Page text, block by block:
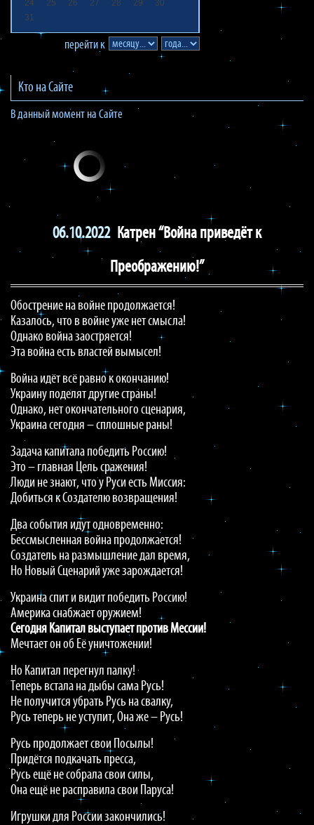
24
25 26 27 28 29
30
31
перейти к
Кто на Сайте
В данный момент на Сайте
06.10.2022 Катрен “Война приведёт к
Преображению!”
Обострение на войне продолжается!
Казалось, что в войне уже нет смысла!
Однако война заостряется!
Эта война есть властей вымысел!
Война идёт всё равно к окончанию!
Украину поделят другие страны!
Однако, нет окончательного сценария,
Украина сегодня – сплошные раны!
Задача капитала победить Россию!
Это – главная Цель сражения!
Люди не знают, что у Руси есть Миссия:
Добиться к Создателю возвращения!
Два события идут одновременно:
Бессмысленная война продолжается!
Создатель на размышление дал время,
Но Новый Сценарий уже зарождается!
Украина спит и видит победить Россию!
Америка снабжает оружием!
Сегодня Капитал выступает против Мессии!
Мечтает он об Её уничтожении!
Но Капитал перегнул палку!
Теперь встала на дыбы сама Русь!
Не получится убрать Русь на свалку,
Русь теперь не уступит, Она же – Русь!
Русь продолжает свои Посылы!
Придётся подкачать пресса,
Русь ещё не собрала свои силы,
Она ещё не расправила свои Паруса!
Игрушки для России закончились!